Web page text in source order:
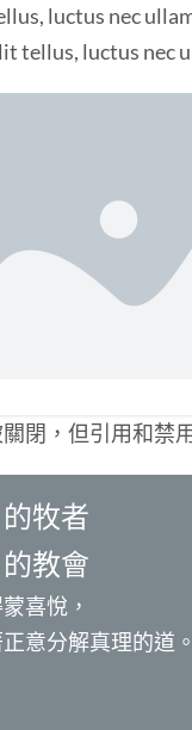
luctus nec
tellus, luctus nec
閉，但引用和禁
的牧者
教會
喜悅，
分解真理的道